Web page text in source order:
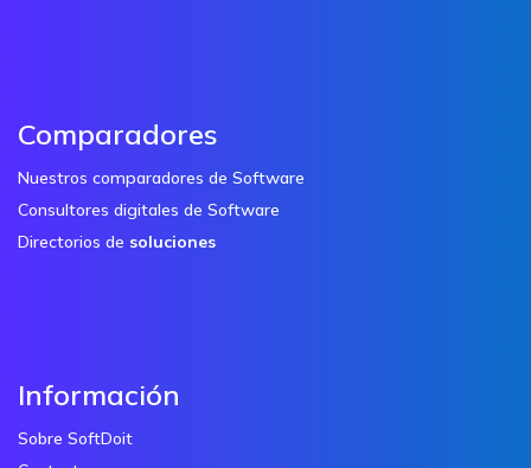
Comparadores
Nuestros comparadores de Software
Consultores digitales de Software
Directorios de soluciones
Información
Sobre SoftDoit